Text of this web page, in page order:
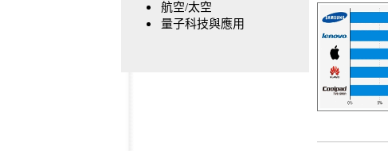
航空/太空
量子科技與應用